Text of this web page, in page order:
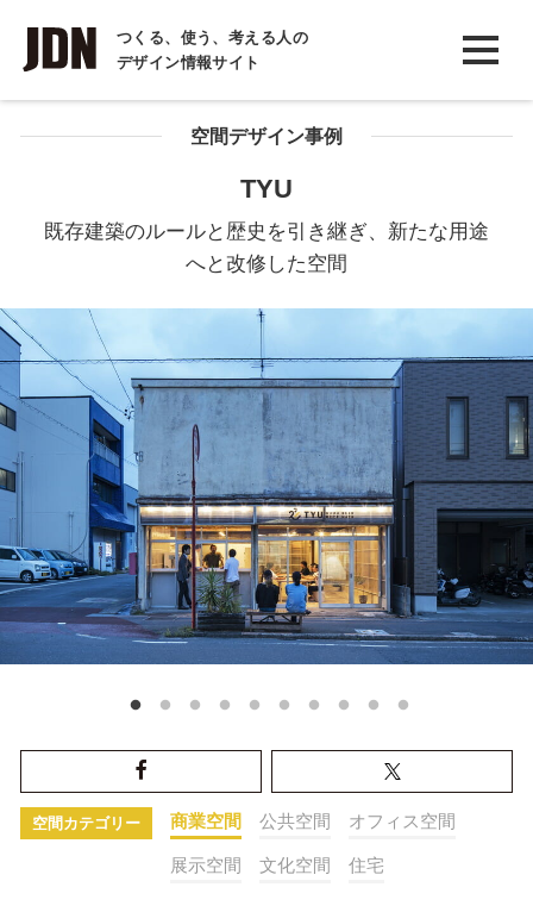
つくる、使う、考える人の
デザイン情報サイト
INTERVIEW
インタビュー
REPORT
COLUMN
空間デザイン事例
TYU
既存建築のルールと歴史を引き継ぎ、新たな用途
へと改修した空間
空間カテゴリー 商業空間 公共空間 オフィス空間
展示空間 文化空間 住宅